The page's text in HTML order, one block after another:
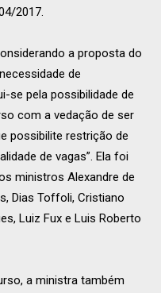
2017.
a proposta do
de
se pela possibilidade de
com a vedação de ser
possibilite restrição de
de vagas”. Ela foi
ministros Alexandre de
Dias Toffoli, Cristiano
Luiz Fux e Luis Roberto
a ministra também